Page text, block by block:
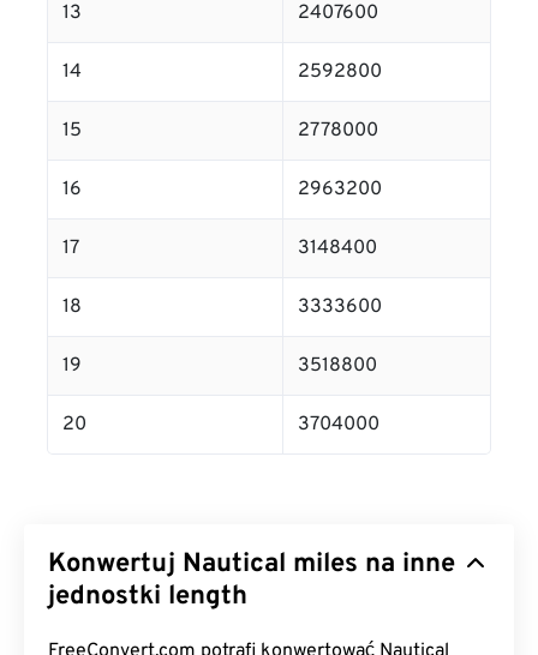
13 2407600
14 2592800
15 2778000
16 2963200
17 3148400
18 3333600
19 3518800
20 3704000
Konwertuj Nautical miles na inne
jednostki length